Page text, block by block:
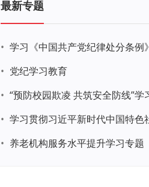
最新专题
• 学习《中国共产党纪律处分条例》
• 党纪学习教育
•
•
• 养老机构服务水平提升学习专题